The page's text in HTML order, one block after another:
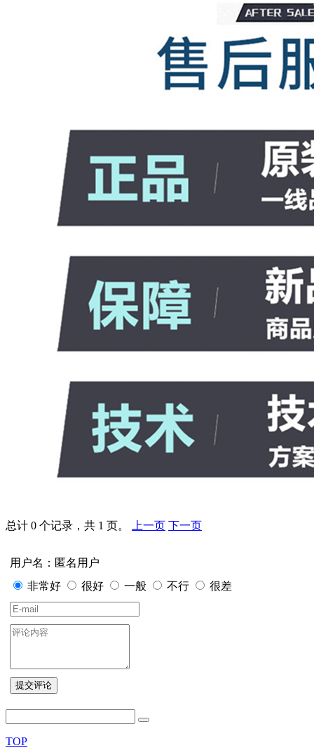
总计 0 个记录，共 1 页。 上一页 下一页
用户名：匿名用户
非常好
很好 一般 不行 很差
TOP